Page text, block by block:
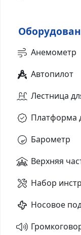
Анемометр
Автопилот
Лестница
Платформа
Барометр
Верхняя
Набор
Носовое